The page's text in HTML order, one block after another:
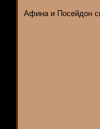
Афина и Посейдон